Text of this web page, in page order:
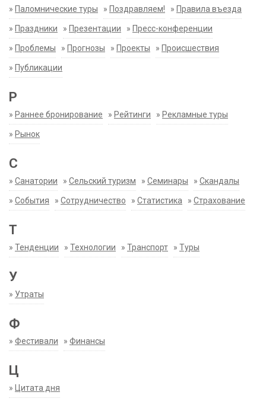
» Паломнические туры » Поздравляем! » Правила въезда
» Праздники » Презентации » Пресс-конференции
» Проблемы » Прогнозы » Проекты » Происшествия
» Публикации
Р
» Раннее бронирование » Рейтинги » Рекламные туры
» Рынок
С
» Санатории » Сельский туризм » Семинары » Скандалы
» События » Сотрудничество » Статистика » Страхование
Т
» Тенденции » Технологии » Транспорт » Туры
У
» Утраты
Ф
» Фестивали » Финансы
Ц
» Цитата дня